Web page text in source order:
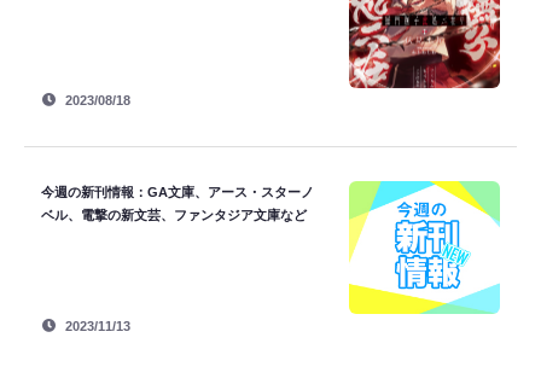
2023/08/18
今週の新刊情報：GA文庫、アース・スターノ
ベル、電撃の新文芸、ファンタジア文庫など
2023/11/13